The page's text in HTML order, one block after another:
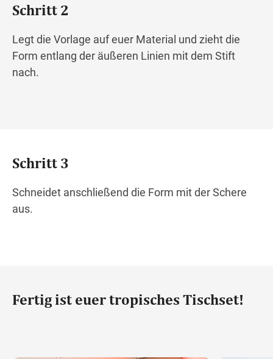
Schritt 2
Legt die Vorlage auf euer Material und zieht die
Form entlang der äußeren Linien mit dem Stift
nach.
Schritt 3
Schneidet anschließend die Form mit der Schere
aus.
Fertig ist euer tropisches Tischset!